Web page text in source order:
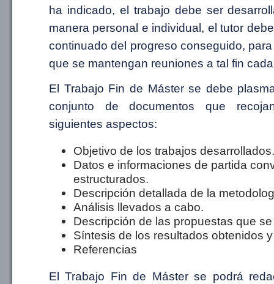
ha indicado, el trabajo debe ser
manera personal e individual, el tutor
continuado del progreso conseguido,
que se mantengan reuniones a tal fin
El Trabajo Fin de Máster se debe
conjunto de documentos que
siguientes aspectos:
Objetivo de los trabajos desarrollados.
Datos e informaciones de partida
estructurados.
Descripción detallada de la
Análisis llevados a cabo.
Descripción de las propuestas que
Síntesis de los resultados obtenidos
Referencias
El Trabajo Fin de Máster se podrá